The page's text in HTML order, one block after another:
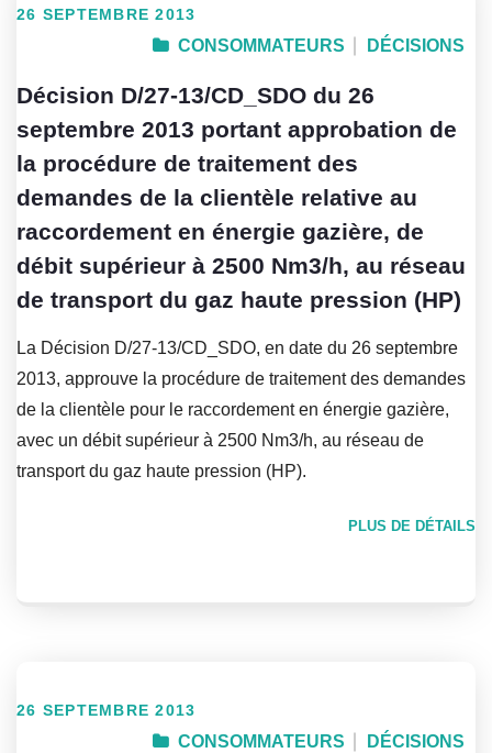
26 SEPTEMBRE 2013
CONSOMMATEURS DÉCISIONS
Décision D/27-13/CD_SDO du 26
septembre 2013 portant approbation de
la procédure de traitement des
demandes de la clientèle relative au
raccordement en énergie gazière, de
débit supérieur à 2500 Nm3/h, au réseau
de transport du gaz haute pression (HP)
La Décision D/27-13/CD_SDO, en date du 26 septembre
2013, approuve la procédure de traitement des demandes
de la clientèle pour le raccordement en énergie gazière,
avec un débit supérieur à 2500 Nm3/h, au réseau de
transport du gaz haute pression (HP).
PLUS DE DÉTAILS
26 SEPTEMBRE 2013
CONSOMMATEURS DÉCISIONS